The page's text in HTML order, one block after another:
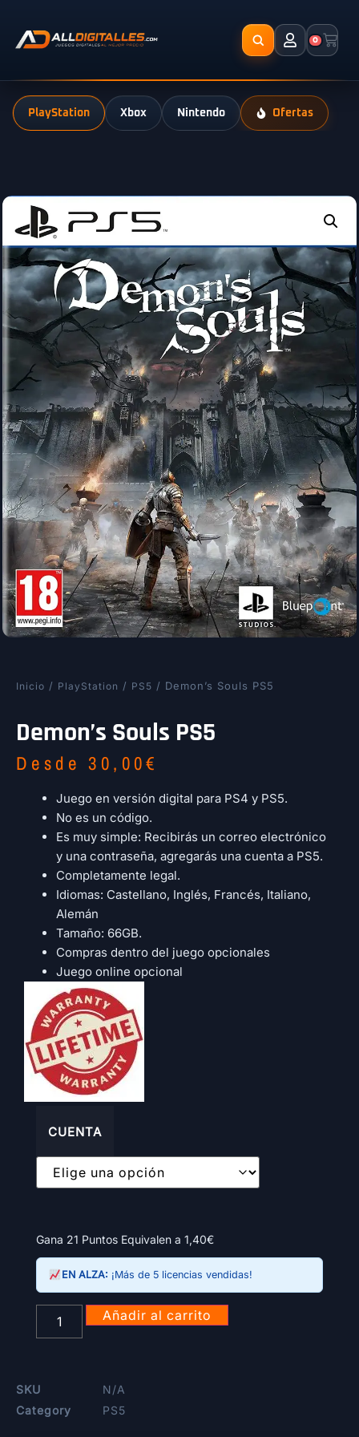
0
PlayStation Xbox Nintendo Ofertas
Inicio / PlayStation / PS5 / Demon’s Souls PS5
Demon’s Souls PS5
Desde30,00€
Juego en versión digital para PS4 y PS5.
No es un código.
Es muy simple: Recibirás un correo electrónico
y una contraseña, agregarás una cuenta a PS5.
Completamente legal.
Idiomas: Castellano, Inglés, Francés, Italiano,
Alemán
Tamaño: 66GB.
Compras dentro del juego opcionales
Juego online opcional
CUENTA
Gana 21 Puntos Equivalen a 1,40€
EN ALZA: ¡Más de 5 licencias vendidas!
Añadir al carrito
SKU
N/A
Category
PS5